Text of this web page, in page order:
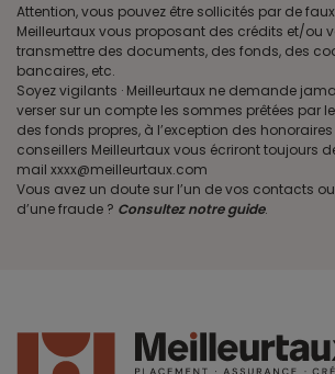
Attention, vous pouvez être sollicités par de
Meilleurtaux vous proposant des crédits et/ou
transmettre des documents, des fonds, des
bancaires, etc.
Soyez vigilants · Meilleurtaux ne demande
verser sur un compte les sommes prêtées par
des fonds propres, à l’exception des
conseillers Meilleurtaux vous écriront toujours
mail xxxx@meilleurtaux.com
Vous avez un doute sur l’un de vos contacts
d’une fraude ? Consultez notre guide.